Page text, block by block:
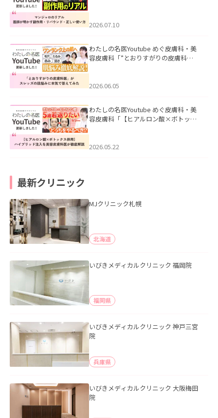
た。
2026.07.10
わたしの名医Youtube めぐ皮膚科・美
容皮膚科「”とおりすがりの皮膚科
2026.06.05
わたしの名医Youtube めぐ皮膚科・美
容皮膚科「【ヒアルロン酸×ボトック
た。
2026.05.22
最新クリニック
MJクリニック札幌
北海道
いびきメディカルクリニック 福岡院
福岡県
いびきメディカルクリニック 神戸三宮
院
兵庫県
いびきメディカルクリニック 大阪梅田
院